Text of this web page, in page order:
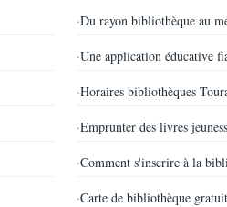
·Du rayon bibliothèque au
·Une application éducative
·Horaires bibliothèques
·Emprunter des livres
·Comment s'inscrire à la
·Carte de bibliothèque